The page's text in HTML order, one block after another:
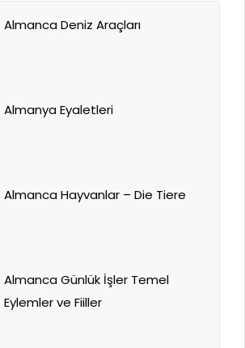
Almanca Deniz Araçları
Almanya Eyaletleri
Almanca Hayvanlar – Die Tiere
Almanca Günlük İşler Temel
Eylemler ve Fiiller